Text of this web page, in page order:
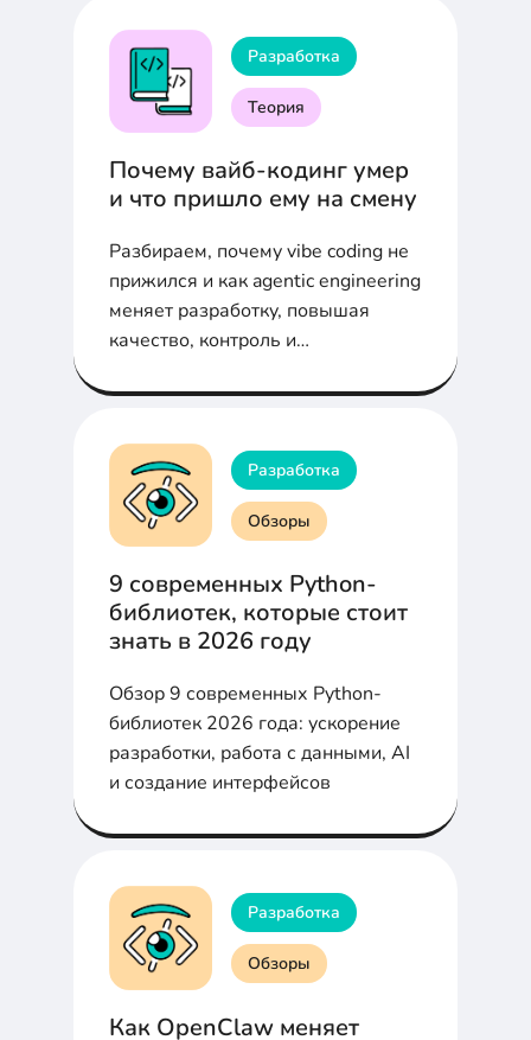
Разработка
Теория
Почему вайб-кодинг умер
и что пришло ему на смену
Разбираем, почему vibe coding не
прижился и как agentic engineering
меняет разработку, повышая
качество, контроль и
Разработка
Обзоры
9 современных Python-
библиотек, которые стоит
знать в 2026 году
Обзор 9 современных Python-
библиотек 2026 года: ускорение
разработки, работа с данными, AI
и создание интерфейсов
Разработка
Обзоры
Как OpenClaw меняет